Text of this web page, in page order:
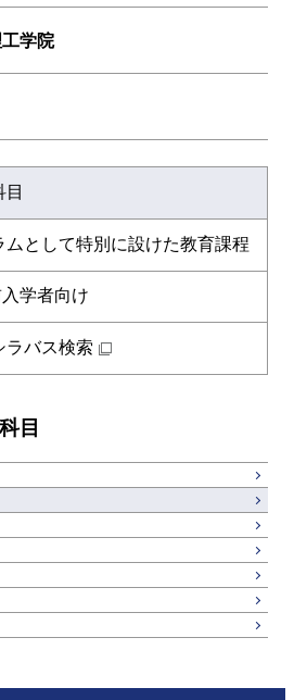
エネルギーコース
原子核工学コース
人間医療科学技術コース
応用化学コース
ース
原子核工学コース
物質・情報卓越コース
目
知能情報コース
情報工学コース
知能情報コース
エネルギー・情報コース
人間医療科学技術コース
物質・情報卓越コース
目
学系
ライフエンジニアリングコ
ース
物質・情報卓越コース
学院
コース
都市・環境学コース
コース
都市・環境学コース
エネルギーコース
エネルギー・情報コース
エンジニアリングデザイン
コース
原子核工学コース
物質・情報卓越コース
社会・人間科学コース
ーション科学系
イノベーション科学コース
人間医療科学技術コース
営専門職学位課程
技術経営専門職学位課程
目
養科目
目
国語科目
科目
ムとして特別に設けた教育課程
学者向け
ラバス検索
目